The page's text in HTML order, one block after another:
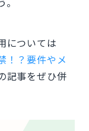
については
！？要件やメ
記事をぜひ併